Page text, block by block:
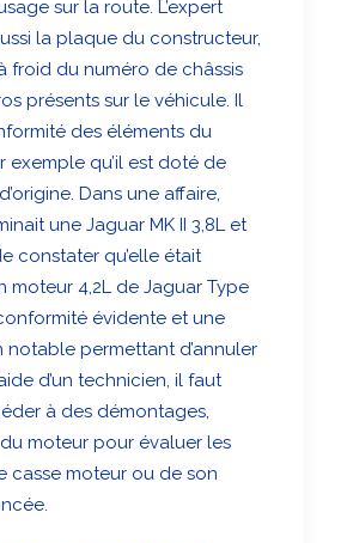
sur la route. L’expert
la plaque du constructeur,
froid du numéro de châssis
présents sur le véhicule. Il
des éléments du
exemple qu’il est doté de
Dans une affaire,
une Jaguar MK II 3,8L et
constater qu’elle était
moteur 4,2L de Jaguar Type
évidente et une
permettant d’annuler
d’un technicien, il faut
à des démontages,
moteur pour évaluer les
casse moteur ou de son